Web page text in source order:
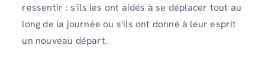
ressentir : s'ils les ont aidés à se déplacer tout au
long de la journée ou s'ils ont donné à leur esprit
un nouveau départ.